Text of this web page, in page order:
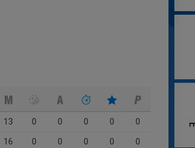
13 0 0 0 0
0
16 0 0 0 0
0